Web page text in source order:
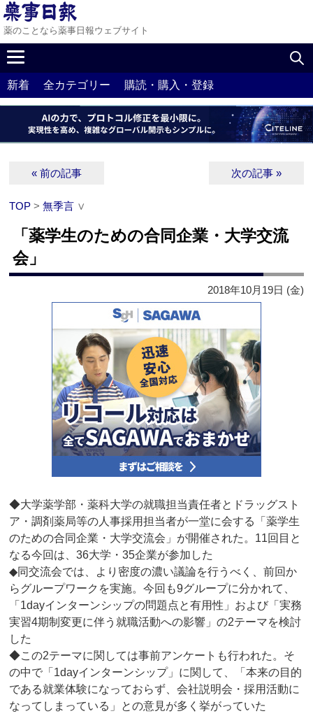
薬のことなら薬事日報ウェブサイト
新着 全カテゴリー 購読・購入・登録
« 前の記事 次の記事 »
TOP >無季言 ∨
「薬学生のための合同企業・大学交流
会」
2018年10月19日 (金)
◆大学薬学部・薬科大学の就職担当責任者とドラッグスト
ア・調剤薬局等の人事採用担当者が一堂に会する「薬学生
のための合同企業・大学交流会」が開催された。11回目と
なる今回は、36大学・35企業が参加した
◆同交流会では、より密度の濃い議論を行うべく、前回か
らグループワークを実施。今回も9グループに分かれて、
「1dayインターンシップの問題点と有用性」および「実務
実習4期制変更に伴う就職活動への影響」の2テーマを検討
した
◆この2テーマに関しては事前アンケートも行われた。そ
の中で「1dayインターンシップ」に関して、「本来の目的
である就業体験になっておらず、会社説明会・採用活動に
なってしまっている」との意見が多く挙がっていた